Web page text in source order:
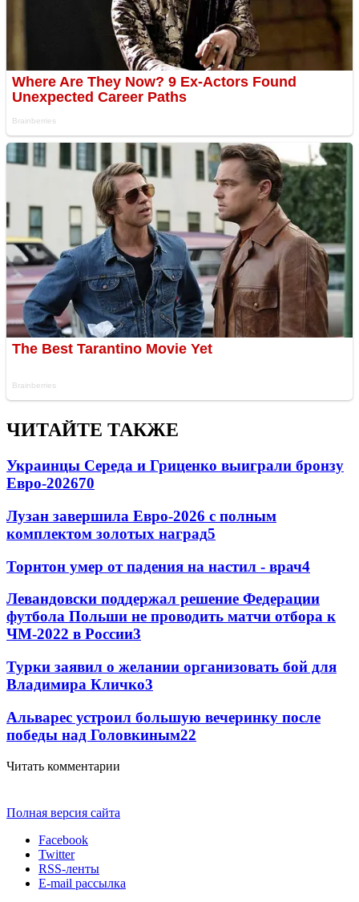
ЧИТАЙТЕ ТАКЖЕ
Украинцы Середа и Гриценко выиграли бронзу
Евро-202670
Лузан завершила Евро-2026 с полным
комплектом золотых наград5
Торнтон умер от падения на настил - врач4
Левандовски поддержал решение Федерации
футбола Польши не проводить матчи отбора к
ЧМ-2022 в России3
Турки заявил о желании организовать бой для
Владимира Кличко3
Альварес устроил большую вечеринку после
победы над Головкиным22
Читать комментарии
Полная версия сайта
Facebook
Twitter
RSS-ленты
E-mail рассылка